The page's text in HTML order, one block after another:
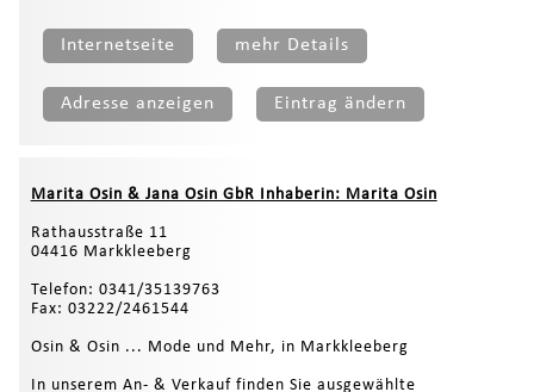
Internetseite mehr Details
Adresse anzeigen Eintrag ändern
Marita Osin & Jana Osin GbR Inhaberin: Marita Osin
Rathausstraße 11
04416 Markkleeberg
Telefon: 0341/35139763
Fax: 03222/2461544
Osin & Osin ... Mode und Mehr, in Markkleeberg
In unserem An- & Verkauf finden Sie ausgewählte